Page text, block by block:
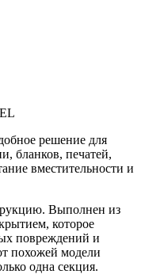
решение для
бланков, печатей,
вместительности и
Выполнен из
которое
повреждений и
похожей модели
одна секция.